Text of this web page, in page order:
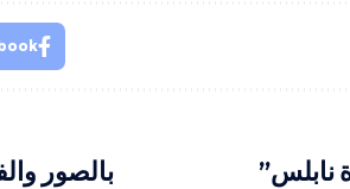
نابلس”
بالصور